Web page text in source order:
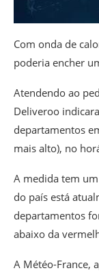
Com onda de
poderia encher
Atendendo ao
Deliveroo
departamentos
mais alto), no
A medida tem
do país está
departamentos
abaixo da
A Météo-France,